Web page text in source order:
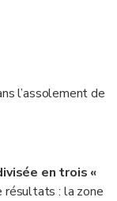
l’assolement de
en trois «
résultats : la zone